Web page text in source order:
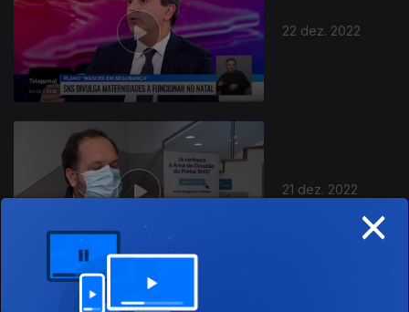
22 dez. 2022
21 dez. 2022
×